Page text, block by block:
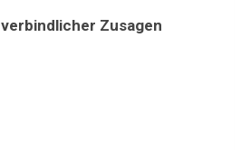
verbindlicher Zusagen